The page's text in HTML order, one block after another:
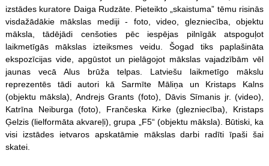
izstādes kuratore Daiga Rudzāte. Pieteikto „skaistuma” tēmu risinās
visdažādākie mākslas mediji - foto, video, glezniecība, objektu
māksla, tādējādi cenšoties pēc iespējas pilnīgāk atspoguļot
laikmetīgās mākslas izteiksmes veidu. Šogad tiks paplašināta
ekspozīcijas vide, apgūstot un pielāgojot mākslas vajadzībām vēl
jaunas vecā Alus brūža telpas. Latviešu laikmetīgo mākslu
reprezentēs tādi autori kā Sarmīte Māliņa un Kristaps Kalns
(objektu māksla), Andrejs Grants (foto), Dāvis Sīmanis jr. (video),
Katrīna Neiburga (foto), Frančeska Kirke (glezniecība), Kristaps
Ģelzis (lielformāta akvareļi), grupa „F5“ (objektu māksla). Būtiski, ka
visi izstādes ietvaros apskatāmie mākslas darbi radīti īpaši šai
skatei.